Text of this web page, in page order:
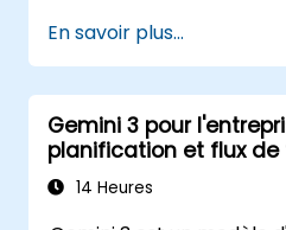
En savoir plus...
Gemini 3 pour
planification et flux de
multimodaux
14 Heures